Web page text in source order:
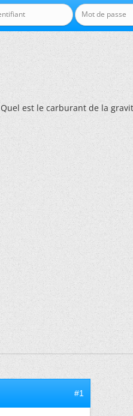
Quel est le carburant de la
#1